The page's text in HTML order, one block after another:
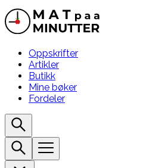
Oppskrifter
Artikler
Butikk
Mine bøker
Fordeler